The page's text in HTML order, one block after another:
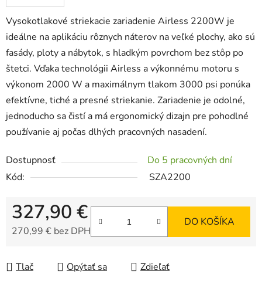
Vysokotlakové striekacie zariadenie Airless 2200W je
ideálne na aplikáciu rôznych náterov na veľké plochy, ako sú
fasády, ploty a nábytok, s hladkým povrchom bez stôp po
štetci. Vďaka technológii Airless a výkonnému motoru s
výkonom 2000 W a maximálnym tlakom 3000 psi ponúka
efektívne, tiché a presné striekanie. Zariadenie je odolné,
jednoducho sa čistí a má ergonomický dizajn pre pohodlné
používanie aj počas dlhých pracovných nasadení.
Dostupnosť
Do 5 pracovných dní
Kód:
SZA2200
327,90 €
270,99 € bez DPH
DO KOŠÍKA
Tlač Opýtať sa Zdieľať